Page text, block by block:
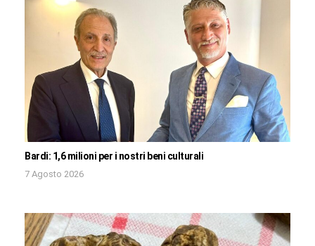
Bardi: 1,6 milioni per i nostri beni culturali
7 Agosto 2026